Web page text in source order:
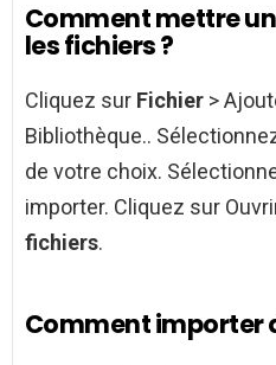
Comment mettre
les fichiers ?
Cliquez sur Fichier >
Bibliothèque..
de votre choix.
importer. Cliquez sur
fichiers.
Comment importer